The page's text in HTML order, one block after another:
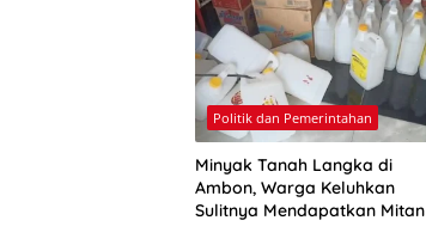
Politik dan Pemerintahan
Minyak Tanah Langka di
Ambon, Warga Keluhkan
Sulitnya Mendapatkan Mitan